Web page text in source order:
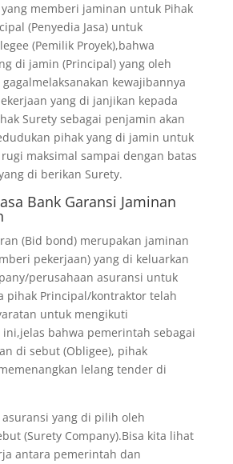
yang memberi jaminan untuk Pihak
(Penyedia Jasa) untuk
(Pemilik Proyek),bahwa
di jamin (Principal) yang oleh
kewajibannya
yang di janjikan kepada
Surety sebagai penjamin akan
pihak yang di jamin untuk
maksimal sampai dengan batas
di berikan Surety.
Bank Garansi Jaminan
(Bid bond) merupakan jaminan
pekerjaan) yang di keluarkan
perusahaan asuransi untuk
pihak Principal/kontraktor telah
untuk mengikuti
bahwa pemerintah sebagai
di sebut (Obligee), pihak
lelang tender di
yang di pilih oleh
(Surety Company).Bisa kita lihat
antara pemerintah dan